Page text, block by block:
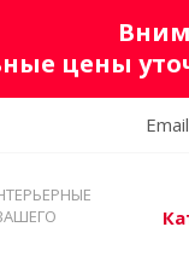
цены